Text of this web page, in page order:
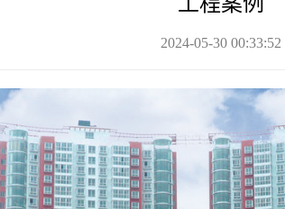
2024-05-30 00:33:52